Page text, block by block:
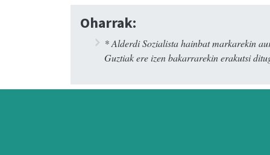
Oharrak:
* Alderdi Sozialista hainbat markarekin
Guztiak ere izen bakarrarekin erakutsi